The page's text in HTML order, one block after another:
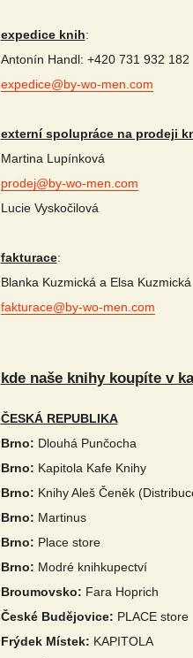
expedice knih:
Antonín Handl: +420 731 932 182
expedice@by-wo-men.com
externí spolupráce na prodeji
Martina Lupínková
prodej@by-wo-men.com
Lucie Vyskočilová
fakturace:
Blanka Kuzmická a Elsa Kuzmická
fakturace@by-wo-men.com
kde naše knihy koupíte v
ČESKÁ REPUBLIKA
Brno: Dlouhá Punčocha
Brno: Kapitola Kafe Knihy
Brno: Knihy Aleš Čeněk
Brno: Martinus
Brno: Place store
Brno: Modré knihkupectví
Broumovsko: Fara Hoprich
České Budějovice: PLACE store
Frýdek Místek: KAPITOLA